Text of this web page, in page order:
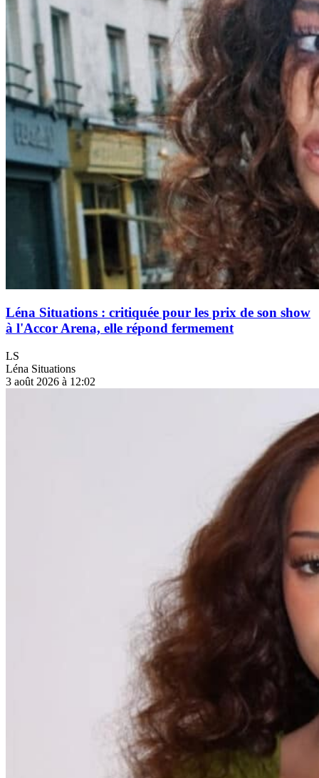
Léna Situations : critiquée pour les prix de son show
à l'Accor Arena, elle répond fermement
LS
Léna Situations
3 août 2026 à 12:02